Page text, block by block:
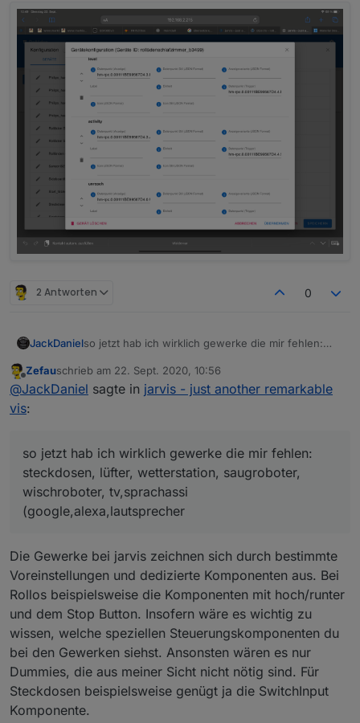
2 Antworten 0
JackDanielso jetzt hab ich wirklich gewerke die mir fehlen:
wischroboter, tv,sprachassi
(google,alexa,lautsprecher
boah um so mehr ich mich hiermit beschäftige
umso mehr fällt mir ein was ich alles aufs handy
Offline
Zefauschrieb am 22. Sept. 2020, 10:56
zuletzt editiert von
@JackDaniel sagte in jarvis - just another remarkable
vis:
so jetzt hab ich wirklich gewerke die mir fehlen:
steckdosen, lüfter, wetterstation, saugroboter,
wischroboter, tv,sprachassi
(google,alexa,lautsprecher
Die Gewerke bei jarvis zeichnen sich durch bestimmte
Voreinstellungen und dedizierte Komponenten aus. Bei
Rollos beispielsweise die Komponenten mit hoch/runter
und dem Stop Button. Insofern wäre es wichtig zu
wissen, welche speziellen Steuerungskomponenten du
bei den Gewerken siehst. Ansonsten wären es nur
Dummies, die aus meiner Sicht nicht nötig sind. Für
Steckdosen beispielsweise genügt ja die SwitchInput
Komponente.